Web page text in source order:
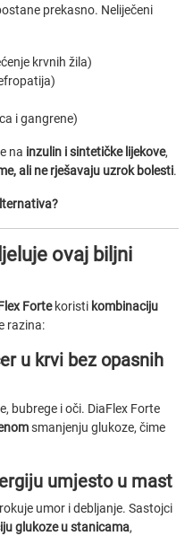
prekasno. Neliječeni
krvnih žila)
i gangrene)
na inzulin i sintetičke lijekove,
ali ne rješavaju uzrok bolesti.
ovaj biljni
Fortekoristi kombinaciju
razina:
u krvi bez opasnih
bubrege i oči. DiaFlex Forte
smanjenju glukoze, čime
umjesto u mast
umor i debljanje. Sastojci
glukoze u stanicama,